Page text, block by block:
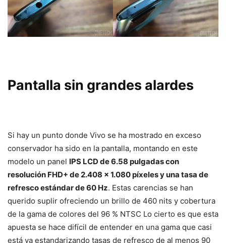
Pantalla sin grandes alardes
Si hay un punto donde Vivo se ha mostrado en exceso
conservador ha sido en la pantalla, montando en este
modelo un panel IPS LCD de 6.58 pulgadas con
resolución FHD+ de 2.408 x 1.080 píxeles y una tasa de
refresco estándar de 60 Hz. Estas carencias se han
querido suplir ofreciendo un brillo de 460 nits y cobertura
de la gama de colores del 96 % NTSC Lo cierto es que esta
apuesta se hace difícil de entender en una gama que casi
está ya estandarizando tasas de refresco de al menos 90